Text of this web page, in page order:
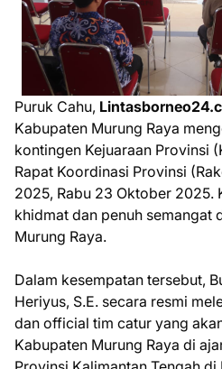
Puruk Cahu,
Kabupaten Murung Raya
kontingen Kejuaraan Provinsi
Rapat Koordinasi Provinsi
2025, Rabu 23 Oktober 2025.
khidmat dan penuh semangat
Murung Raya.
Dalam kesempatan tersebut,
Heriyus, S.E. secara resmi
dan official tim catur yang
Kabupaten Murung Raya di